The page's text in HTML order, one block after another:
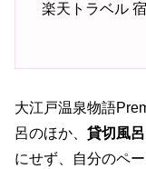
楽天トラベル
大江戸温泉物語
呂のほか、 貸切風
にせず、自分のペ